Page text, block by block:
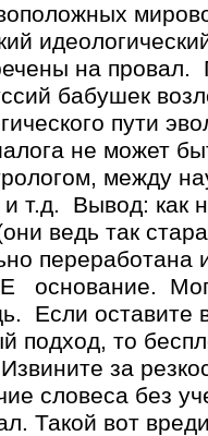
на
бабушек
пути
не
между
т.д. Вывод: как
ведь так
переработана
Могу
Если оставите
подход, то
за
словеса без
Такой вот